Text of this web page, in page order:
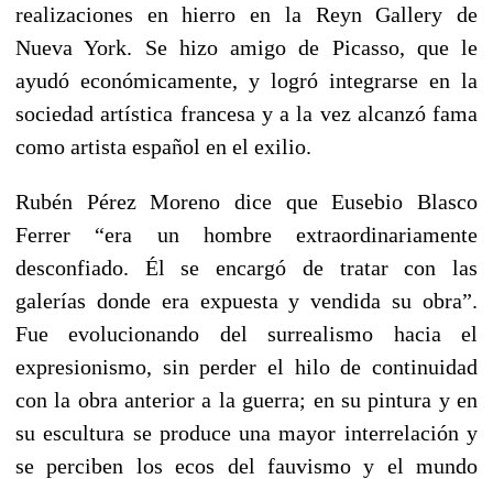
realizaciones en hierro en la Reyn Gallery de
Nueva York. Se hizo amigo de Picasso, que le
ayudó económicamente, y logró integrarse en la
sociedad artística francesa y a la vez alcanzó fama
como artista español en el exilio.
Rubén Pérez Moreno dice que Eusebio Blasco
Ferrer “era un hombre extraordinariamente
desconfiado. Él se encargó de tratar con las
galerías donde era expuesta y vendida su obra”.
Fue evolucionando del surrealismo hacia el
expresionismo, sin perder el hilo de continuidad
con la obra anterior a la guerra; en su pintura y en
su escultura se produce una mayor interrelación y
se perciben los ecos del fauvismo y el mundo